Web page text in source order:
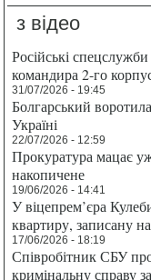
з відео
Російські
командира 2-го
31/07/2026 - 19:45
Болгарський
Україні
22/07/2026 - 12:59
Прокуратура мацає
накопичене
19/06/2026 - 14:41
У віцепрем’єра
квартиру, записану
17/06/2026 - 18:19
Співробітник СБУ
кримінальну справу